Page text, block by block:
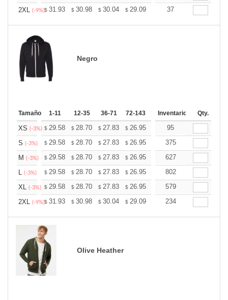
2XL (-9%)$ 31.93 $ 30.98 $ 30.04 $ 29.09 28.14
37
Negro
Tamaño 1-11 12-35 36-71 72-143 144-287 288 +
Inventario Qty.
XS (-3%) $ 29.58 $ 28.70 $ 27.83 $ 26.95 26.07
95
S (-3%) $ 29.58 $ 28.70 $ 27.83 $ 26.95 26.07
375
M (-3%) $ 29.58 $ 28.70 $ 27.83 $ 26.95 26.07
627
L (-3%) $ 29.58 $ 28.70 $ 27.83 $ 26.95 26.07
802
XL (-3%) $ 29.58 $ 28.70 $ 27.83 $ 26.95 26.07
579
2XL (-9%)$ 31.93 $ 30.98 $ 30.04 $ 29.09 28.14
234
Olive Heather